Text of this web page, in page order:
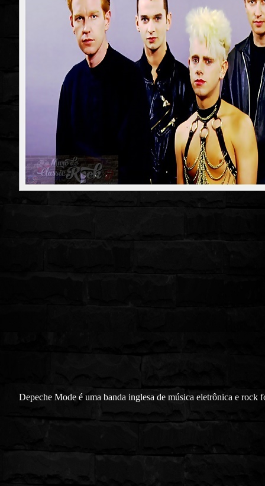
Depeche Mode é uma banda inglesa de música eletrônica e rock